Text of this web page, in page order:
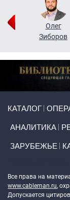
Олег
Зиборов
КАТАЛОГ
АНАЛИТИКА
ЗАРУБЕЖЬЕ
Все права на
www.cableman.ru,
Допускается